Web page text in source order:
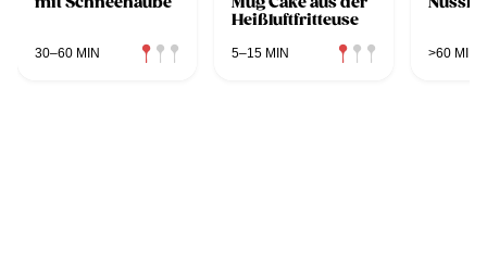
30–60 MIN
Heißluftfritteuse
5–15 MIN >60 MIN